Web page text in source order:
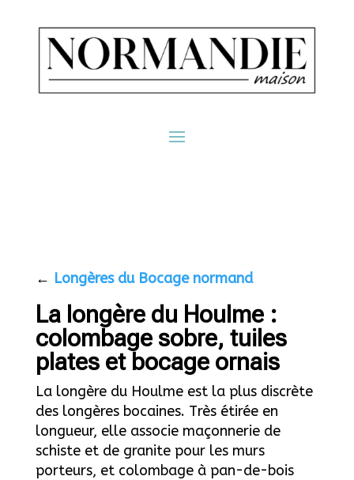
← Longères du Bocage normand
La longère du Houlme :
colombage sobre, tuiles
plates et bocage ornais
La longère du Houlme est la plus discrète
des longères bocaines. Très étirée en
longueur, elle associe maçonnerie de
schiste et de granite pour les murs
porteurs, et colombage à pan-de-bois